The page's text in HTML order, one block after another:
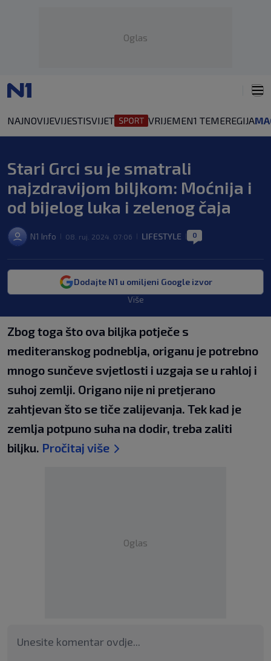
Oglas
NAJNOVIJEVIJESTISVIJET VRIJEMEN1 TEMEREGIJA
AutoZnanostTehnologijaZdravljeCookingLifestyleKultura
Stari Grci su je smatrali
najzdravijom biljkom: Moćnija i
od bijelog luka i zelenog čaja
N1 Info 08. ruj. 2024. 07:06 LIFESTYLE 0
Dodajte N1 u omiljeni Google izvor
Više
Zbog toga što ova biljka potječe s
mediteranskog podneblja, origanu je potrebno
mnogo sunčeve svjetlosti i uzgaja se u rahloj i
suhoj zemlji. Origano nije ni pretjerano
zahtjevan što se tiče zalijevanja. Tek kad je
zemlja potpuno suha na dodir, treba zaliti
biljku. Pročitaj više
Oglas